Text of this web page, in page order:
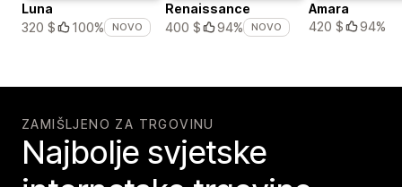
Luna
320 $
100% NOVO
Renaissance
400 $
94% NOVO
Amara
420 $
94%
ZAMIŠLJENO ZA TRGOVINU
Najbolje svjetske